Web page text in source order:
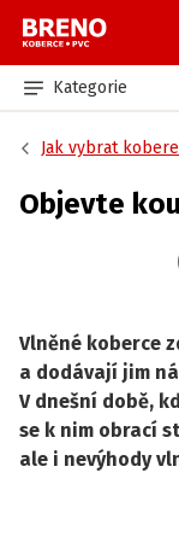
Kategorie
Jak vybrat
Objevte
Vlněné koberce
a dodávají jim
V dnešní době,
se k nim obrací
ale i nevýhody